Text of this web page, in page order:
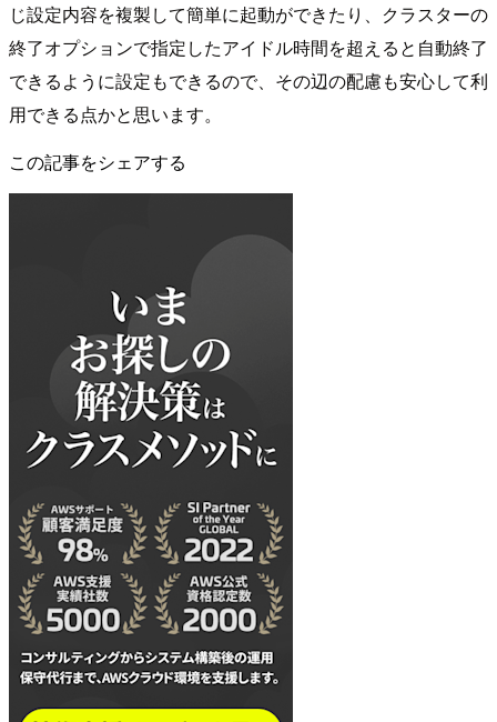
じ設定内容を複製して簡単に起動ができたり、クラスターの
終了オプションで指定したアイドル時間を超えると自動終了
できるように設定もできるので、その辺の配慮も安心して利
用できる点かと思います。
この記事をシェアする